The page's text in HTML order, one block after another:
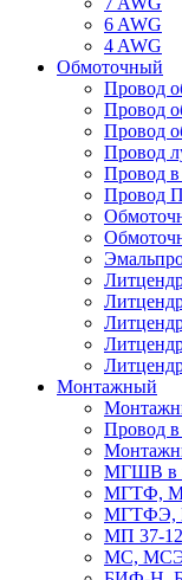
6 AWG
4 AWG
Обмоточный
Провод
Провод
Провод
Провод
Провод
Провод
Монтажный
Провод
МГШВ в
МГТФ,
МГТФЭ,
МП 37-
МС,